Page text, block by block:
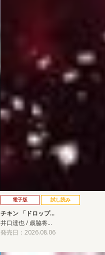
電子版 試し読み
チキン 「ドロップ…
井口達也 / 歳脇将…
発売日：2026.08.06